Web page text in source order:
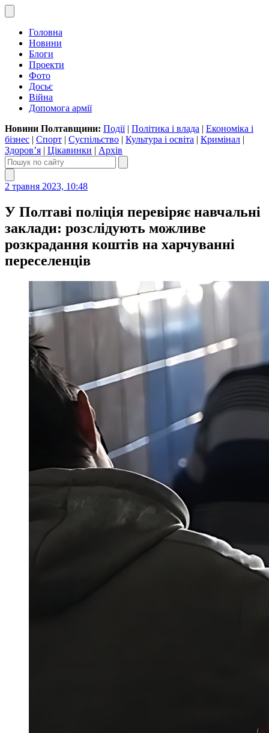
Головна
Новини
Блоги
Проекти
Фото
Досьє
Війна
Допомога армії
Новини Полтавщини: Події| Політика і влада | Економіка і
бізнес | Спорт | Суспільство | Культура і освіта | Кримінал |
Здоров’я | Цікавинки | Архів
2 травня 2023, 10:48
У Полтаві поліція перевіряє навчальні
заклади: розслідують можливе
розкрадання коштів на харчуванні
переселенців